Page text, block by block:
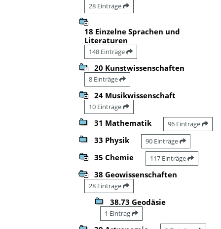
28 Einträge
18 Einzelne Sprachen und
Literaturen
148 Einträge
20 Kunstwissenschaften
8 Einträge
24 Musikwissenschaft
10 Einträge
31 Mathematik 96 Einträge
33 Physik 90 Einträge
35 Chemie 117 Einträge
38 Geowissenschaften
28 Einträge
38.73 Geodäsie
1 Eintrag